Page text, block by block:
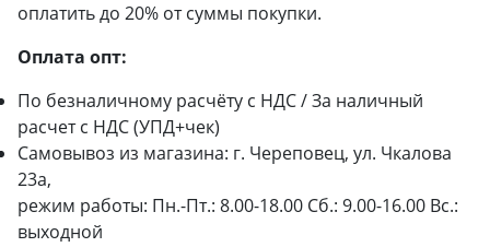
оплатить до 20% от суммы покупки.
Оплата опт:
По безналичному расчёту с НДС / За наличный
расчет с НДС (УПД+чек)
Самовывоз из магазина: г. Череповец, ул. Чкалова
23а,
режим работы: Пн.-Пт.: 8.00-18.00 Сб.: 9.00-16.00 Вс.:
выходной